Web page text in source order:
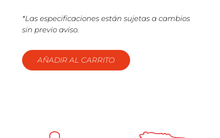
*Las especificaciones están sujetas a cambios
sin previo aviso.
AÑADIR AL CARRITO